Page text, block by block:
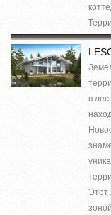
в
Этот